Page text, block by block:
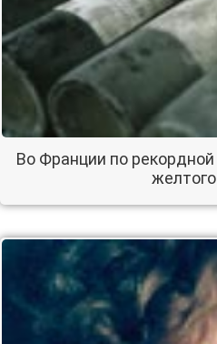
Во Франции по